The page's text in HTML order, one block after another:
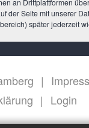
der Seite mit unserer
später jederzeit
Login